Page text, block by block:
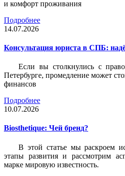
и комфорт проживания
Подробнее
14.07.2026
Консультация юриста в СПБ:
Если вы столкнулись с
Петербурге, промедление может
финансов
Подробнее
10.07.2026
Biosthetique: Чей бренд?
В этой статье мы раскроем
этапы развития и рассмотрим
марке мировую известность.